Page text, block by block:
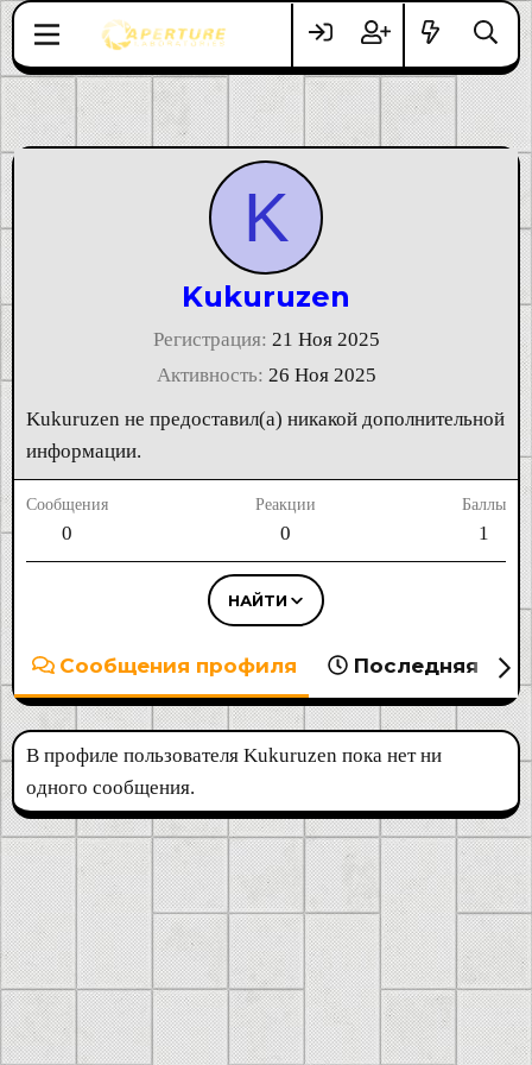
K
Kukuruzen
Регистрация 21 Ноя 2025
Активность 26 Ноя 2025
Kukuruzen не предоставил(а) никакой дополнительной
информации.
Сообщения
0
Реакции
0
Баллы
1
НАЙТИ
Сообщения профиля Последняя
В профиле пользователя Kukuruzen пока нет ни
одного сообщения.